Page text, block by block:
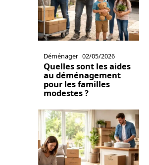
Déménager 02/05/2026
Quelles sont les aides
au déménagement
pour les familles
modestes ?